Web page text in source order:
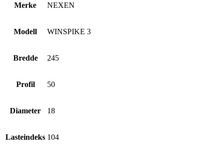
Merke NEXEN
Modell WINSPIKE 3
Bredde 245
Profil 50
Diameter 18
Lasteindeks 104